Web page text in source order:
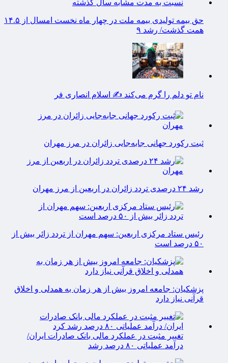
حق بیمه تولیدی بیمه ملت در چهار ماه نخست امسال از ۱۴.۵
همت گذشت/ رشد ۹
نام تو دلم را گرم می‌کند ✍️ اسلام انصاری فر
ثبت رکورد جهانی جابه‌جایی زائران در مرز مهران
رشد ۲۴ درصدی تردد زائران در اربعین از مرز مهران
رئیس ستاد مرکزی اربعین: سهم مهران از تردد زائر بیش از
۵۰ درصد است
پزشکیان: جامعه امروز بیش از هر زمان به همدلی و اخلاق
قرآنی نیاز دارد
تغییر مثبت در عملکرد مالی بانک صادرات ایران/
درآمد عملیاتی ۸۰ درصد رشد